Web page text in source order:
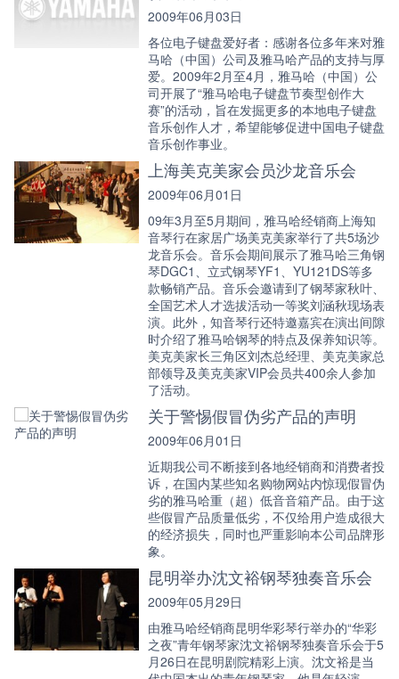
2009年06月03日
各位电子键盘爱好者：感谢各位多年来对雅
马哈（中国）公司及雅马哈产品的支持与厚
爱。2009年2月至4月，雅马哈（中国）公
司开展了“雅马哈电子键盘节奏型创作大
赛”的活动，旨在发掘更多的本地电子键盘
音乐创作人才，希望能够促进中国电子键盘
音乐创作事业。
上海美克美家会员沙龙音乐会
2009年06月01日
09年3月至5月期间，雅马哈经销商上海知
音琴行在家居广场美克美家举行了共5场沙
龙音乐会。音乐会期间展示了雅马哈三角钢
琴DGC1、立式钢琴YF1、YU121DS等多
款畅销产品。音乐会邀请到了钢琴家秋叶、
全国艺术人才选拔活动一等奖刘涵秋现场表
演。此外，知音琴行还特邀嘉宾在演出间隙
时介绍了雅马哈钢琴的特点及保养知识等。
美克美家长三角区刘杰总经理、美克美家总
部领导及美克美家VIP会员共400余人参加
了活动。
关于警惕假冒伪劣产品的声明
2009年06月01日
近期我公司不断接到各地经销商和消费者投
诉，在国内某些知名购物网站内惊现假冒伪
劣的雅马哈重（超）低音音箱产品。由于这
些假冒产品质量低劣，不仅给用户造成很大
的经济损失，同时也严重影响本公司品牌形
象。
昆明举办沈文裕钢琴独奏音乐会
2009年05月29日
由雅马哈经销商昆明华彩琴行举办的“华彩
之夜”青年钢琴家沈文裕钢琴独奏音乐会于5
月26日在昆明剧院精彩上演。沈文裕是当